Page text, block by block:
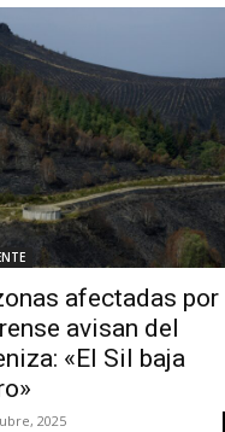
afectadas por
avisan del
«El Sil baja
2025